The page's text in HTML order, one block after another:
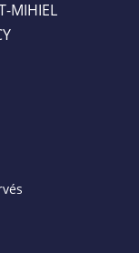
MIHIEL